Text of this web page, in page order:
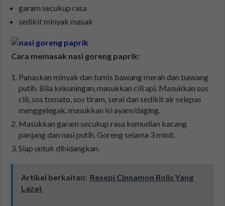
garam secukup rasa
sedikit minyak masak
Cara memasak nasi goreng paprik:
Panaskan minyak dan tumis bawang merah dan bawang
putih. Bila kekuningan, masukkan cili api. Masukkan sos
cili, sos tomato, sos tiram, serai dan sedikit air selepas
menggelegak, masukkan isi ayam/daging.
Masukkan garam secukup rasa kemudian kacang
panjang dan nasi putih. Goreng selama 3 minit.
Siap untuk dihidangkan.
Artikel berkaitan: Resepi Cinnamon Rolls Yang
Lazat